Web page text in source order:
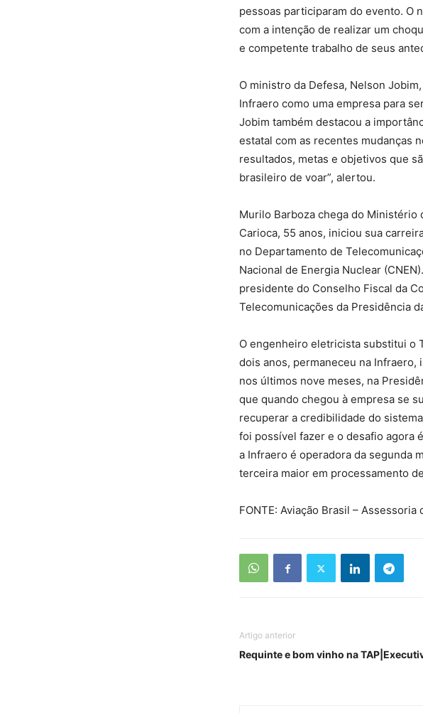
pessoas participaram do evento. O
com a intenção de realizar um
e competente trabalho de seus
O ministro da Defesa, Nelson
Infraero como uma empresa para
Jobim também destacou a
estatal com as recentes mudanças
resultados, metas e objetivos que
brasileiro de voar”, alertou.
Murilo Barboza chega do Ministério
Carioca, 55 anos, iniciou sua
no Departamento de
Nacional de Energia Nuclear
presidente do Conselho Fiscal da
Telecomunicações da Presidência
O engenheiro eletricista substitui o
dois anos, permaneceu na
nos últimos nove meses, na
que quando chegou à empresa se
recuperar a credibilidade do
foi possível fazer e o desafio agora
a Infraero é operadora da segunda
terceira maior em processamento
FONTE: Aviação Brasil – Assessoria
Artigo anterior
Requinte e bom vinho na